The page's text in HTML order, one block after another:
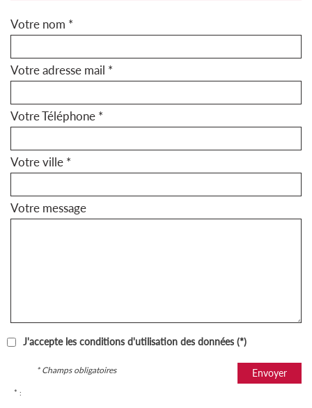
Votre nom *
Votre adresse mail *
Votre Téléphone *
Votre ville *
Votre message
J'accepte les conditions d'utilisation des données (*)
Envoyer
* Champs obligatoires
* :